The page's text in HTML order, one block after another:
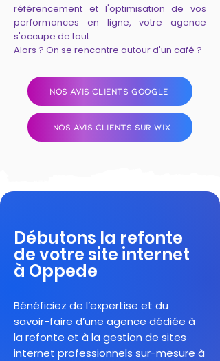
référencement et l'optimisation de vos
performances en ligne, votre agence
s'occupe de tout.
Alors ? On se rencontre autour d'un café ?
NOS AVIS CLIENTS GOOGLE
NOS AVIS CLIENTS SUR WIX
Débutons la refonte
de votre site internet
à Oppede
Bénéficiez de l’expertise et du
savoir-faire d’une agence dédiée à
la refonte et à la gestion de sites
internet professionnels sur-mesure à